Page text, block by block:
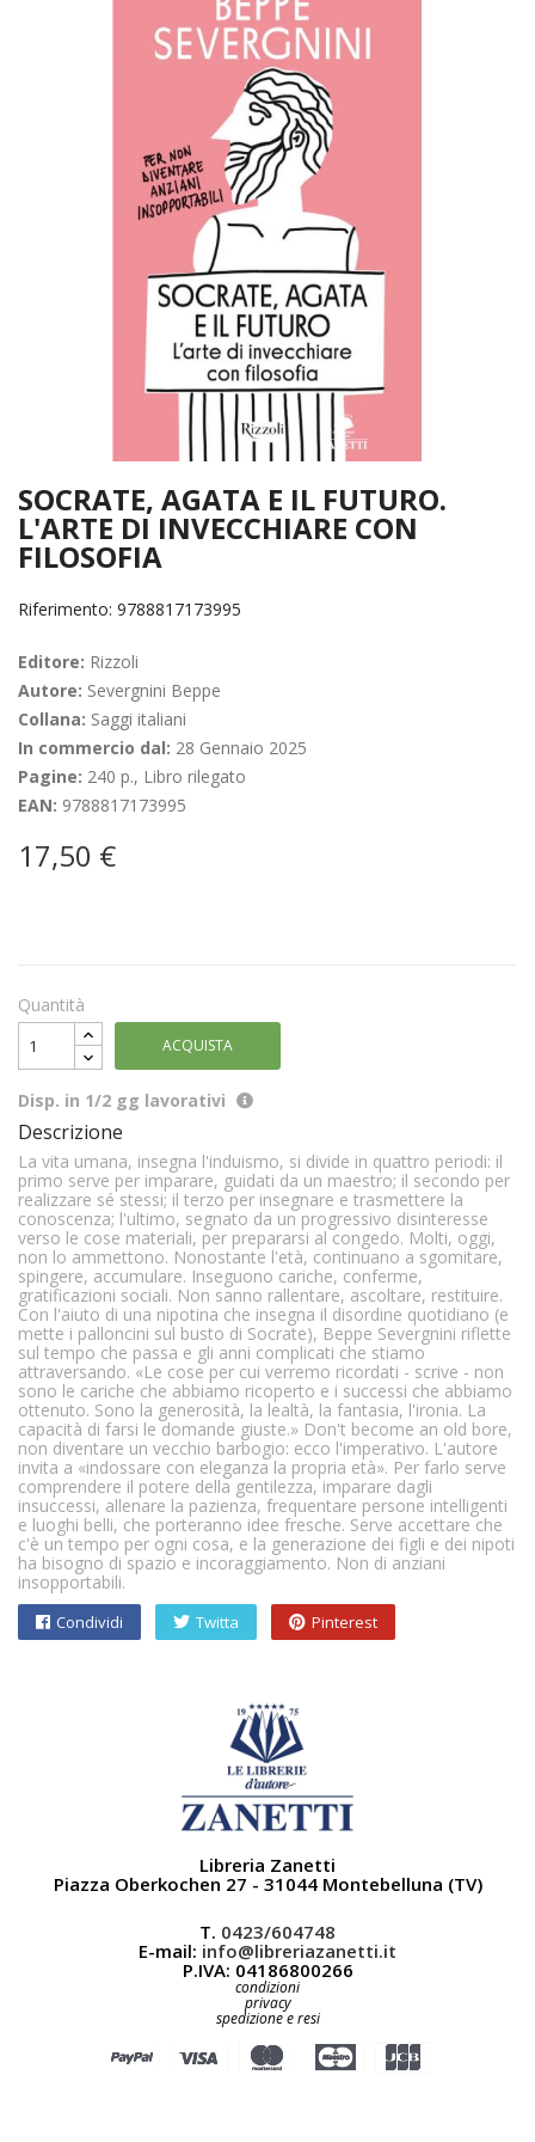
SOCRATE, AGATA E IL FUTURO.
L'ARTE DI INVECCHIARE CON
FILOSOFIA
Riferimento: 9788817173995
Editore: Rizzoli
Autore: Severgnini Beppe
Collana: Saggi italiani
In commercio dal: 28 Gennaio 2025
Pagine: 240 p., Libro rilegato
EAN: 9788817173995
17,50 €
Quantità
ACQUISTA
Disp. in 1/2 gg lavorativi
Descrizione
La vita umana, insegna l'induismo, si divide in quattro periodi: il
primo serve per imparare, guidati da un maestro; il secondo per
realizzare sé stessi; il terzo per insegnare e trasmettere la
conoscenza; l'ultimo, segnato da un progressivo disinteresse
verso le cose materiali, per prepararsi al congedo. Molti, oggi,
non lo ammettono. Nonostante l'età, continuano a sgomitare,
spingere, accumulare. Inseguono cariche, conferme,
gratificazioni sociali. Non sanno rallentare, ascoltare, restituire.
Con l'aiuto di una nipotina che insegna il disordine quotidiano (e
mette i palloncini sul busto di Socrate), Beppe Severgnini riflette
sul tempo che passa e gli anni complicati che stiamo
attraversando. «Le cose per cui verremo ricordati - scrive - non
sono le cariche che abbiamo ricoperto e i successi che abbiamo
ottenuto. Sono la generosità, la lealtà, la fantasia, l'ironia. La
capacità di farsi le domande giuste.» Don't become an old bore,
non diventare un vecchio barbogio: ecco l'imperativo. L'autore
invita a «indossare con eleganza la propria età». Per farlo serve
comprendere il potere della gentilezza, imparare dagli
insuccessi, allenare la pazienza, frequentare persone intelligenti
e luoghi belli, che porteranno idee fresche. Serve accettare che
c'è un tempo per ogni cosa, e la generazione dei figli e dei nipoti
ha bisogno di spazio e incoraggiamento. Non di anziani
insopportabili.
Condividi Twitta Pinterest
Libreria Zanetti
Piazza Oberkochen 27 - 31044 Montebelluna (TV)
T. 0423/604748
E-mail: info@libreriazanetti.it
P.IVA: 04186800266
condizioni
privacy
spedizione e resi